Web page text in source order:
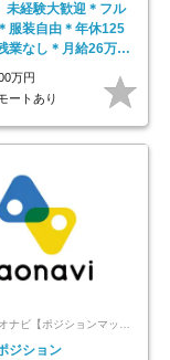
未経験大歓迎＊フル
服装自由＊年休125
業なし＊月給26万円
万円
ートあり
ジション